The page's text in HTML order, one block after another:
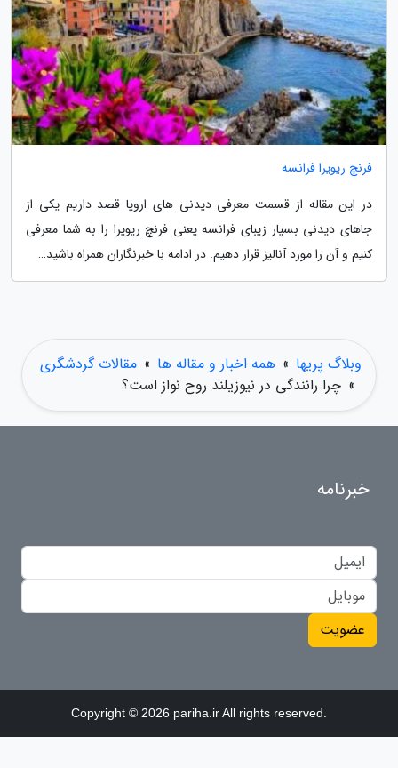
فرنچ ریویرا فرانسه
در این مقاله از قسمت معرفی دیدنی های اروپا قصد داریم یکی از
جاهای دیدنی بسیار زیبای فرانسه یعنی فرنچ ریویرا را به شما معرفی
کنیم و آن را مورد آنالیز قرار دهیم. در ادامه با خبرنگاران همراه باشید…
وبلاگ پریها » همه اخبار و مقاله ها » مقالات گردشگری
» چرا رانندگی در نیوزیلند روح نواز است؟
خبرنامه
عضویت
Copyright © 2026 pariha.ir All rights reserved.